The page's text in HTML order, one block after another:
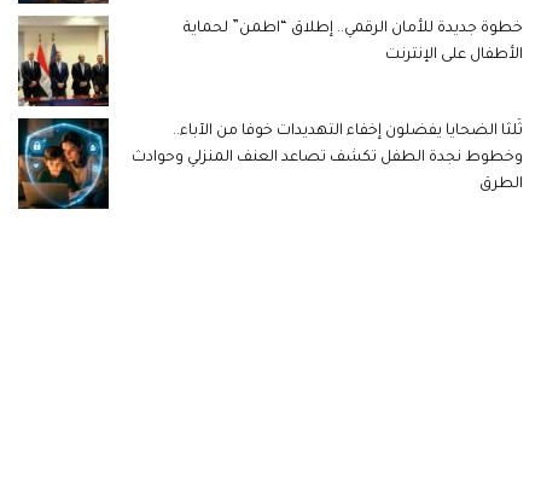
خطوة جديدة للأمان الرقمي.. إطلاق “اطمن” لحماية
الأطفال على الإنترنت
ثُلثا الضحايا يفضلون إخفاء التهديدات خوفا من الآباء..
وخطوط نجدة الطفل تكشف تصاعد العنف المنزلي وحوادث
الطرق